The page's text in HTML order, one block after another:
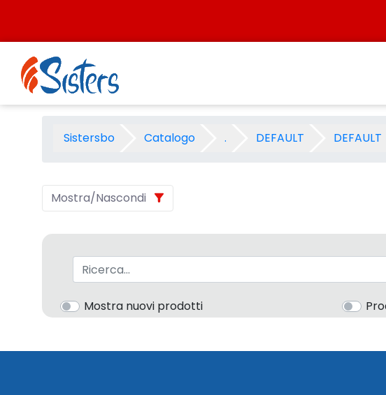
NASTRO FUJITSU ORIGINALE -
Sistersbo Catalogo . DEFAULT DEFAULT
Mostra/Nascondi
Barra di ricerca
Mostra nuovi prodotti